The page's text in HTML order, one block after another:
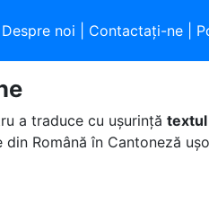
Despre noi Contactaţi-ne
a traduce cu ușurințătextul
Română în Cantoneză